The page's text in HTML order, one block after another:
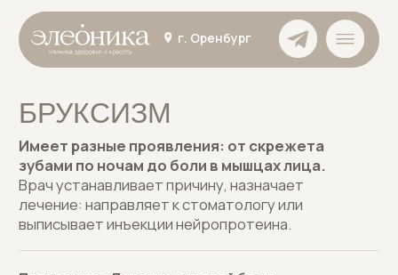
Имеет разные проявления: от скрежета
зубами по ночам до боли в мышцах лица.
лечение: направляет к стоматологу или
выписывает инъекции нейропротеина.
20 000 руб Записаться
Программа «Лечение лицевой боли»—
внутримышечное введение препаратов
(ботулинотерапию)